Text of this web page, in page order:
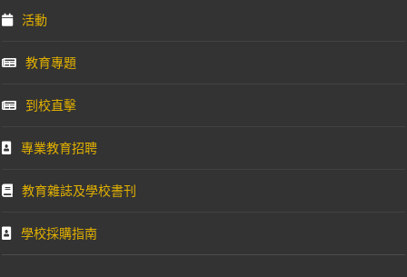
活動
教育專題
到校直擊
專業教育招聘
教育雜誌及學校書刊
學校採購指南